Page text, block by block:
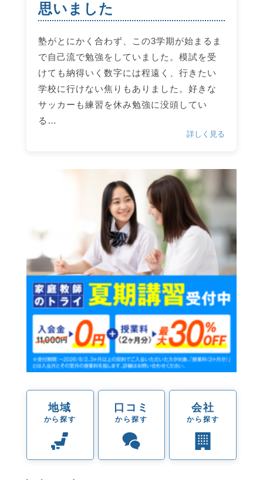
思いました
塾がとにかく合わず、この3学期が始まるま
で自己流で勉強をしていました。模試を受
けても納得いく数字には程遠く、行きたい
学校に行けない焦りもありました。好きな
サッカーも練習を休み勉強に没頭してい
る…
詳しく見る
地域
から探す
口コミ
から探す
会社
から探す